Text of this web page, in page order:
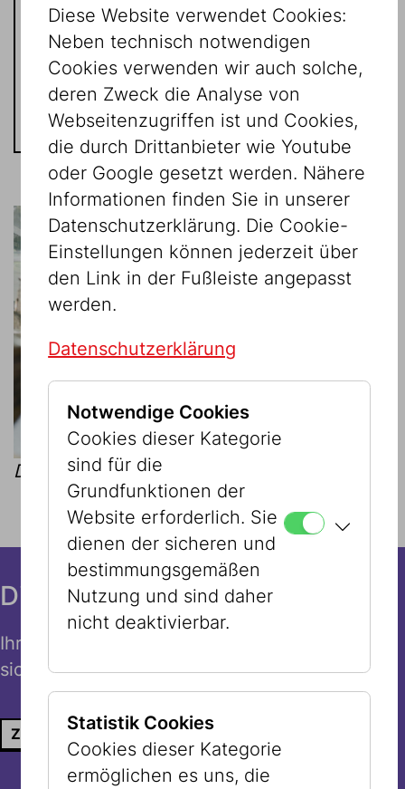
Verena Schrom
Tel:+43 1 535 04 31 - 1512
verena.schrom@jmw.at
Die Schausammlung
Direkt zu den Tickets
Ihr Ticket wartet – jetzt schnell und einfach
sichern!
ZUM ONLINE TICKETKAUF
Diese Website verwendet Cookies:
Neben technisch notwendigen
Cookies verwenden wir auch solche,
deren Zweck die Analyse von
Webseitenzugriffen ist und Cookies,
die durch Drittanbieter wie Youtube
oder Google gesetzt werden. Nähere
Informationen finden Sie in unserer
Datenschutzerklärung. Die Cookie-
Einstellungen können jederzeit über
den Link in der Fußleiste angepasst
werden.
Datenschutzerklärung
Notwendige Cookies
Cookies dieser Kategorie
sind für die
Grundfunktionen der
Website erforderlich. Sie
dienen der sicheren und
bestimmungsgemäßen
Nutzung und sind daher
nicht deaktivierbar.
Statistik Cookies
Cookies dieser Kategorie
ermöglichen es uns, die